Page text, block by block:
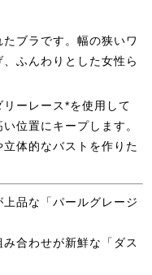
ブラです。幅の狭いワ
ふんわりとした女性ら
ーレース*を使用して
位置にキープします。
体的なバストを作りた
品な「パールグレージ
合わせが新鮮な「ダス